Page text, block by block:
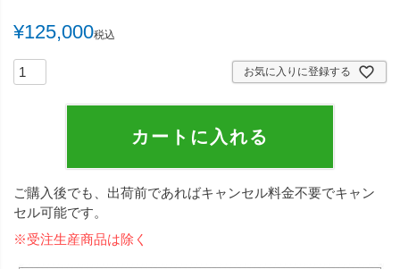
¥125,000税込
お気に入りに登録する
カートに入れる
ご購入後でも、出荷前であればキャンセル料金不要でキャン
セル可能です。
※受注生産商品は除く